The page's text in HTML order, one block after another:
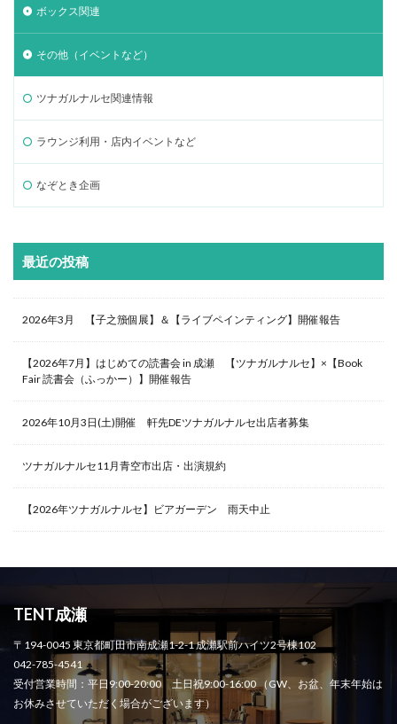
ボックス関連
その他（イベントなど）
ツナガルナルセ関連情報
ラウンジ利用・店内イベントなど
なぞとき企画
最近の投稿
2026年3月 【子之籏個展】＆【ライブペインティング】開催報告
【2026年7月】はじめての読書会 in 成瀬 【ツナガルナルセ】×【Book
Fair 読書会（ふっかー）】開催報告
2026年10月3日(土)開催 軒先DEツナガルナルセ出店者募集
ツナガルナルセ11月青空市出店・出演規約
【2026年ツナガルナルセ】ビアガーデン 雨天中止
TENT成瀬
〒194-0045 東京都町田市南成瀬1-2-1 成瀬駅前ハイツ2号棟102
042-785-4541
受付営業時間：平日9:00-20:00 土日祝9:00-16:00 （GW、お盆、年末年始は
お休みさせていただく場合がございます）